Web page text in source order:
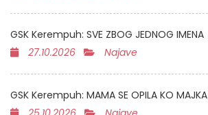
GSK Kerempuh: SVE ZBOG JEDNOG IMENA
27.10.2026
Najave
GSK Kerempuh: MAMA SE OPILA KO MAJKA